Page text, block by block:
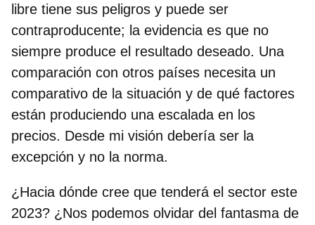
libre tiene sus peligros y puede ser
contraproducente; la evidencia es que no
siempre produce el resultado deseado. Una
comparación con otros países necesita un
comparativo de la situación y de qué factores
están produciendo una escalada en los
precios. Desde mi visión debería ser la
excepción y no la norma.
¿Hacia dónde cree que tenderá el sector este
2023? ¿Nos podemos olvidar del fantasma de